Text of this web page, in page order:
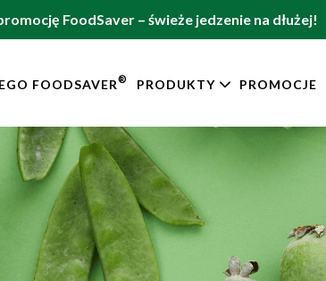
FoodSaver – świeże jedzenie na dłużej!
FOODSAVER® PRODUKTY PROMOCJE